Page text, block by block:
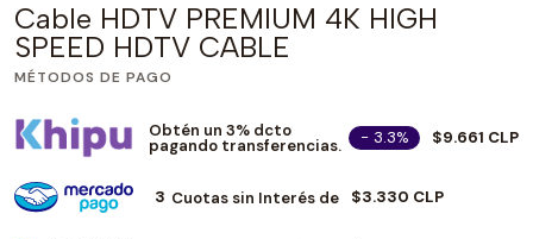
Cable HDTV PREMIUM 4K HIGH
SPEED HDTV CABLE
MÉTODOS DE PAGO
Obtén un 3% dcto
pagando transferencias. - 3.3% $9.661 CLP
3 Cuotas sin Interés de $3.330 CLP